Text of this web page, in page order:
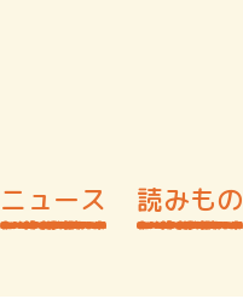
ニュース 読みもの